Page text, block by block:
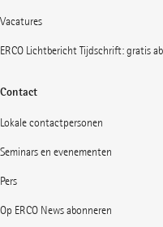
Vacatures
ERCO Lichtbericht Tijdschrift: gratis
Contact
Lokale contactpersonen
Seminars en evenementen
Pers
Op ERCO News abonneren